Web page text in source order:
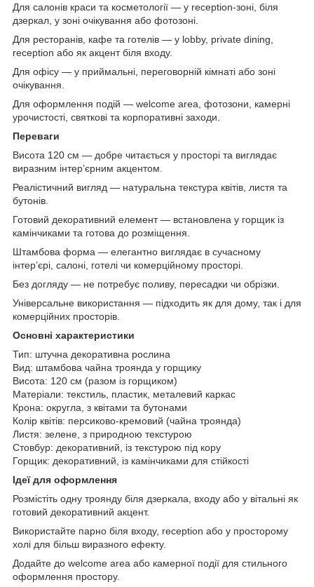
Для салонів краси та косметології — у reception-зоні, біля
дзеркал, у зоні очікування або фотозоні.
Для ресторанів, кафе та готелів — у lobby, private dining,
reception або як акцент біля входу.
Для офісу — у приймальні, переговорній кімнаті або зоні
очікування.
Для оформлення подій — welcome area, фотозони, камерні
урочистості, святкові та корпоративні заходи.
Переваги
Висота 120 см — добре читається у просторі та виглядає
виразним інтер’єрним акцентом.
Реалістичний вигляд — натуральна текстура квітів, листя та
бутонів.
Готовий декоративний елемент — встановлена у горщик із
камінчиками та готова до розміщення.
Штамбова форма — елегантно виглядає в сучасному
інтер’єрі, салоні, готелі чи комерційному просторі.
Без догляду — не потребує поливу, пересадки чи обрізки.
Універсальне використання — підходить як для дому, так і для
комерційних просторів.
Основні характеристики
Тип: штучна декоративна рослина
Вид: штамбова чайна троянда у горщику
Висота: 120 см (разом із горщиком)
Матеріали: текстиль, пластик, металевий каркас
Крона: округла, з квітами та бутонами
Колір квітів: персиково-кремовий (чайна троянда)
Листя: зелене, з природною текстурою
Стовбур: декоративний, із текстурою під кору
Горщик: декоративний, із камінчиками для стійкості
Ідеї для оформлення
Розмістіть одну троянду біля дзеркала, входу або у вітальні як
готовий декоративний акцент.
Використайте парно біля входу, reception або у просторому
холі для більш виразного ефекту.
Додайте до welcome area або камерної події для стильного
оформлення простору.